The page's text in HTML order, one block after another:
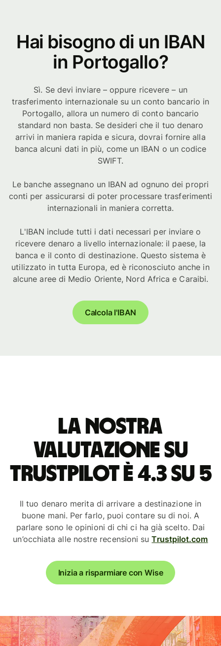
Hai bisogno di un IBAN
in Portogallo?
Sì. Se devi inviare – oppure ricevere – un
trasferimento internazionale su un conto bancario in
Portogallo, allora un numero di conto bancario
standard non basta. Se desideri che il tuo denaro
arrivi in maniera rapida e sicura, dovrai fornire alla
banca alcuni dati in più, come un IBAN o un codice
SWIFT.
Le banche assegnano un IBAN ad ognuno dei propri
conti per assicurarsi di poter processare trasferimenti
internazionali in maniera corretta.
L'IBAN include tutti i dati necessari per inviare o
ricevere denaro a livello internazionale: il paese, la
banca e il conto di destinazione. Questo sistema è
utilizzato in tutta Europa, ed è riconosciuto anche in
alcune aree di Medio Oriente, Nord Africa e Caraibi.
Calcola l'IBAN
La nostra
valutazione su
Trustpilot è 4.3 su 5
Il tuo denaro merita di arrivare a destinazione in
buone mani. Per farlo, puoi contare su di noi. A
parlare sono le opinioni di chi ci ha già scelto. Dai
un’occhiata alle nostre recensioni suTrustpilot.com
Inizia a risparmiare con Wise